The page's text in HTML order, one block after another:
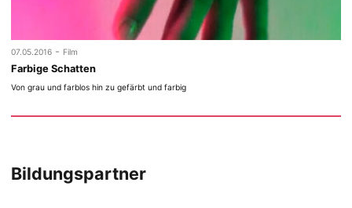
07.05.2016 - Film
Farbige Schatten
Von grau und farblos hin zu gefärbt und farbig
Bildungspartner